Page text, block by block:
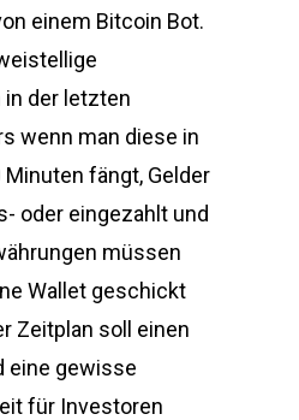
einem Bitcoin Bot.
in der letzten
wenn man diese in
fängt, Gelder
oder eingezahlt und
müssen
Wallet geschickt
Zeitplan soll einen
eine gewisse
für Investoren